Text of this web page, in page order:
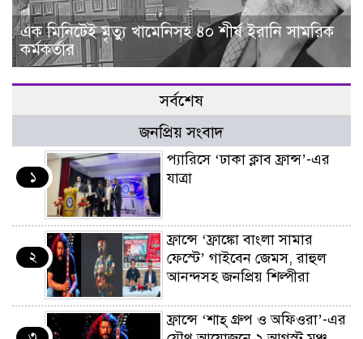
এক মিনিটেই মৃত্যু খামেনিসহ ৪০ শীর্ষ ইরানি সামরিক
কর্মকর্তার
সর্বশেষ
জনপ্রিয় সংবাদ
১
প্যারিসে ‘ঢাকা ক্লাব ফ্রান্স’-এর
যাত্রা
২
ফ্রান্সে ‘ফ্রাঙ্কো বাংলা সামার
ফেস্টে’ গাইবেন জেমস, রাহুল
আনন্দসহ জনপ্রিয় শিল্পীরা
ফ্রান্সে ‘শাহ্ গ্রুপ ও অফিওরা’-এর